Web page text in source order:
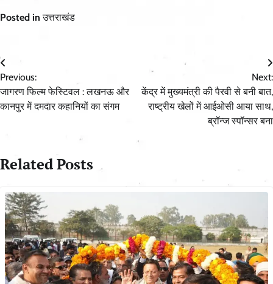
Posted inउत्तराखंड
Post
navigation
Previous:
जागरण फिल्म फेस्टिवल : लखनऊ और
कानपुर में दमदार कहानियों का संगम
Next:
केंद्र में मुख्यमंत्री की पैरवी से बनी बात,
राष्ट्रीय खेलों में आईओसी आया साथ,
ब्रॉन्ज स्पॉन्सर बना
Related Posts